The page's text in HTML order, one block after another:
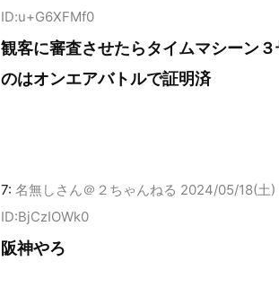
ID:u+G6XFMf0
観客に審査させたらタイムマシーン
のはオンエアバトルで証明済
7: 名無しさん＠２ちゃんねる 2024/05/18(土
ID:BjCzIOWk0
阪神やろ